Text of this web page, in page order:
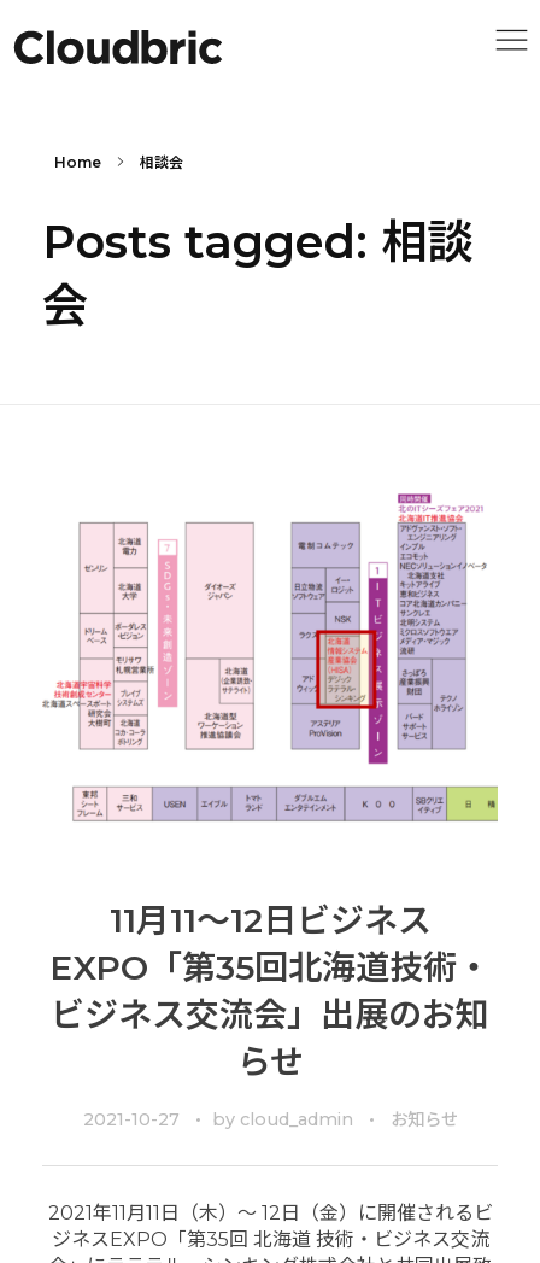
Home 相談会
Posts tagged: 相談
会
11月11～12日ビジネス
EXPO「第35回北海道技術・
ビジネス交流会」出展のお知
らせ
2021-10-27 by cloud_admin お知らせ
2021年11月11日（木）～ 12日（金）に開催されるビ
ジネスEXPO「第35回 北海道 技術・ビジネス交流